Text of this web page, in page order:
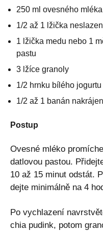
250 ml ovesného mléka
1/2 až 1 lžička
1 lžička medu nebo 1
pastu
3 lžíce granoly
1/2 hrnku bílého jogurtu
1/2 až 1 banán
Postup
Ovesné mléko
datlovou pastou.
10 až 15 minut odstát.
dejte minimálně na 4
Po vychlazení
chia pudink, potom